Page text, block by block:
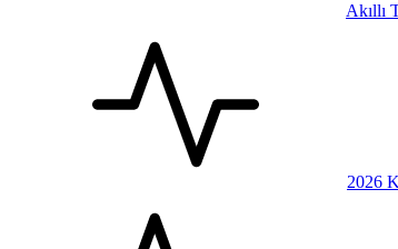
Akıllı
2026